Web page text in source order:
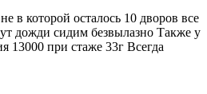
в которой осталось 10 дворов все
дожди сидим безвылазно Также у
13000 при стаже 33г Всегда